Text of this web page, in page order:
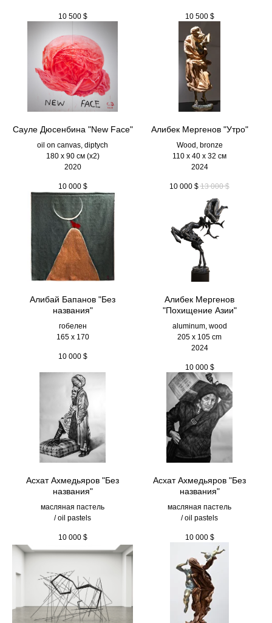
10 500 $ 10 500 $
Сауле Дюсенбина "New Face"
oil on canvas, diptych
180 x 90 см (х2)
2020
10 000 $
Алибек Мергенов "Утро"
Wood, bronze
110 х 40 х 32 см
2024
10 000 $ 13 000 $
Алибай Бапанов "Без
названия"
гобелен
165 x 170
10 000 $
Алибек Мергенов
"Похищение Азии"
aluminum, wood
205 х 105 cm
2024
10 000 $
Асхат Ахмедьяров "Без
названия"
масляная пастель
/ oil pastels
10 000 $
Асхат Ахмедьяров "Без
названия"
масляная пастель
/ oil pastels
10 000 $